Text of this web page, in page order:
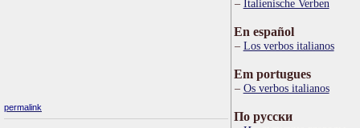
permalink
Italienische Verben
En español
Los verbos italianos
Em portugues
Os verbos italianos
По русски